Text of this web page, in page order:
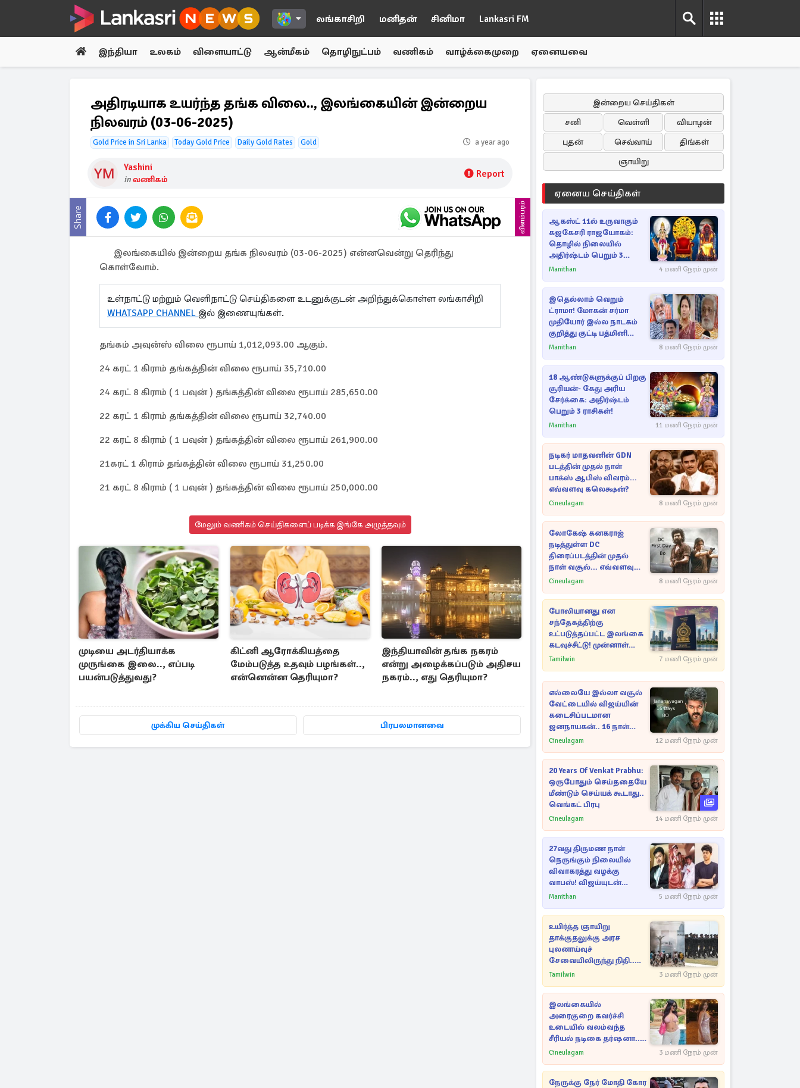
லங்காசிறி மனிதன் சினிமா Lankasri FM
இந்தியா உலகம் விளையாட்டு ஆன்மீகம் தொழிநுட்பம் வணிகம் வாழ்க்கைமுறை ஏனையவை
அதிரடியாக உயர்ந்த தங்க விலை.., இலங்கையின் இன்றைய
நிலவரம் (03-06-2025)
Gold Price in Sri Lanka Today Gold Price Daily Gold Rates Gold a year ago
Yashini
inவணிகம் Report
Share விளம்பரம்
இலங்கையில் இன்றைய தங்க நிலவரம் (03-06-2025) என்னவென்று தெரிந்து
கொள்வோம்.
உள்நாட்டு மற்றும் வெளிநாட்டு செய்திகளை உடனுக்குடன் அறிந்துக்கொள்ள லங்காசிறி
WHATSAPP CHANNEL இல் இணையுங்கள்.
தங்கம் அவுன்ஸ் விலை ரூபாய் 1,012,093.00 ஆகும்.
24 கரட் 1 கிராம் தங்கத்தின் விலை ரூபாய் 35,710.00
24 கரட் 8 கிராம் ( 1 பவுன் ) தங்கத்தின் விலை ரூபாய் 285,650.00
22 கரட் 1 கிராம் தங்கத்தின் விலை ரூபாய் 32,740.00
22 கரட் 8 கிராம் ( 1 பவுன் ) தங்கத்தின் விலை ரூபாய் 261,900.00
21கரட் 1 கிராம் தங்கத்தின் விலை ரூபாய் 31,250.00
21 கரட் 8 கிராம் ( 1 பவுன் ) தங்கத்தின் விலை ரூபாய் 250,000.00
மேலும் வணிகம் செய்திகளைப் படிக்க இங்கே அழுத்தவும்
முடியை அடர்தியாக்க
முருங்கை இலை.., எப்படி
பயன்படுத்துவது?
கிட்னி ஆரோக்கியத்தை
மேம்படுத்த உதவும் பழங்கள்..,
என்னென்ன தெரியுமா?
இந்தியாவின் தங்க நகரம்
என்று அழைக்கப்படும் அதிசய
நகரம்.., எது தெரியுமா?
முக்கிய செய்திகள் பிரபலமானவை
இன்றைய செய்திகள்
சனி
வெள்ளி
வியாழன்
புதன்
செவ்வாய்
திங்கள்
ஞாயிறு
ஏனைய செய்திகள்
ஆகஸ்ட் 11ல் உருவாகும்
கஜகேசரி ராஜயோகம்:
தொழில் நிலையில்
அதிர்ஷ்டம் பெறும் 3
ராசிகள்!
Manithan 4 மணி நேரம் முன்
இதெல்லாம் வெறும்
ட்ராமா! மோகன் சர்மா
முதியோர் இல்ல நாடகம்
குறித்து குட்டி பத்மினி
பரபரப்பு பேட்டி
Manithan 8 மணி நேரம் முன்
18 ஆண்டுகளுக்குப் பிறகு
சூரியன்- கேது அரிய
சேர்க்கை: அதிர்ஷ்டம்
பெறும் 3 ராசிகள்!
Manithan 11 மணி நேரம் முன்
நடிகர் மாதவனின் GDN
படத்தின் முதல் நாள்
பாக்ஸ் ஆபிஸ் விவரம்...
எவ்வளவு கலெக்ஷன்?
Cineulagam 8 மணி நேரம் முன்
லோகேஷ் கனகராஜ்
நடித்துள்ள DC
திரைப்படத்தின் முதல்
நாள் வசூல்... எவ்வளவு
தெரியுமா?
Cineulagam 8 மணி நேரம் முன்
போலியானது என
சந்தேகத்திற்கு
உட்படுத்தப்பட்ட இலங்கை
கடவுச்சீட்டு! முன்னாள்
எம்.பிக்கு
சிக்கல்
Tamilwin 7 மணி நேரம் முன்
எல்லையே இல்லா வசூல்
வேட்டையில் விஜய்யின்
கடைசிப்படமான
ஜனநாயகன்.. 16 நாள்
பாக்ஸ் ஆபிஸ்
Cineulagam 12 மணி நேரம் முன்
20 Years Of Venkat Prabhu:
ஒருபோதும் செய்ததையே
மீண்டும் செய்யக் கூடாது..
வெங்கட் பிரபு
Cineulagam 14 மணி நேரம் முன்
27வது திருமண நாள்
நெருங்கும் நிலையில்
விவாகரத்து வழக்கு
வாபஸ்! விஜய்யுடன்
மீண்டும் இணைவாரா?
Manithan 5 மணி நேரம் முன்
உயிர்த்த ஞாயிறு
தாக்குதலுக்கு அரச
புலனாய்வுச்
சேவையிலிருந்து நிதி..
வெளியான அதிர்ச்சி
Tamilwin 3 மணி நேரம் முன்
இலங்கையில்
அரைகுறை கவர்ச்சி
உடையில் வலம்வந்த
சீரியல் நடிகை தர்ஷனா...
அவரே வெளியிட்ட
Cineulagam 3 மணி நேரம் முன்
நேருக்கு நேர் மோதி கோர